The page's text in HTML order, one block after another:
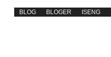
BLOG BLOGER ISENG